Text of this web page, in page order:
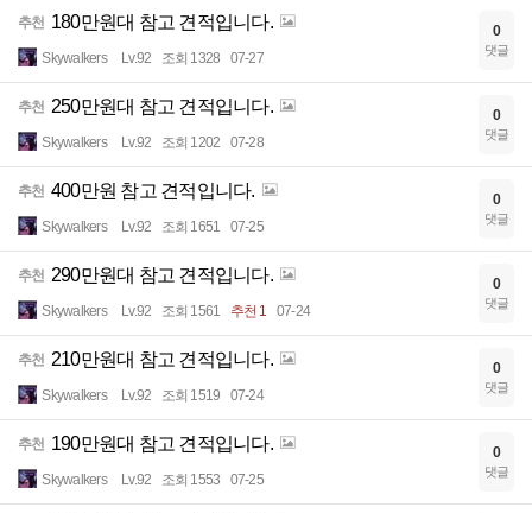
추천 180만원대 참고 견적입니다.
Skywalkers Lv.92 조회 1328 07-27
0
댓글
추천 250만원대 참고 견적입니다.
Skywalkers Lv.92 조회 1202 07-28
0
댓글
추천 400만원 참고 견적입니다.
Skywalkers Lv.92 조회 1651 07-25
0
댓글
추천 290만원대 참고 견적입니다.
Skywalkers Lv.92 조회 1561 추천 1 07-24
0
댓글
추천 210만원대 참고 견적입니다.
Skywalkers Lv.92 조회 1519 07-24
0
댓글
추천 190만원대 참고 견적입니다.
Skywalkers Lv.92 조회 1553 07-25
0
댓글